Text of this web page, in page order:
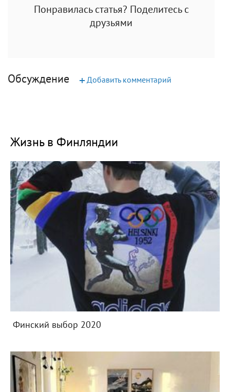
Понравилась статья? Поделитесь с
друзьями
Обсуждение +Добавить комментарий
Жизнь в Финляндии
Финский выбор 2020